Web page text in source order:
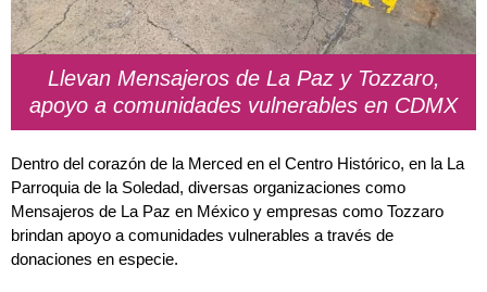
Llevan Mensajeros de La Paz y Tozzaro,
apoyo a comunidades vulnerables en CDMX
Dentro del corazón de la Merced en el Centro Histórico, en la La
Parroquia de la Soledad, diversas organizaciones como
Mensajeros de La Paz en México y empresas como Tozzaro
brindan apoyo a comunidades vulnerables a través de
donaciones en especie.